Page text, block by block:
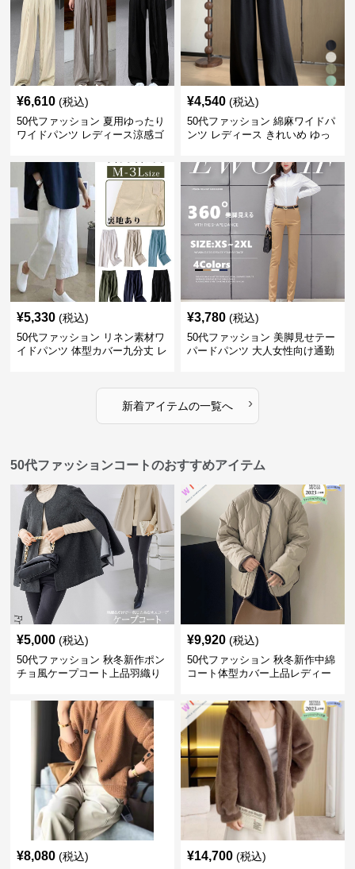
¥6,610 (税込)
50代ファッション 夏用ゆったり
ワイドパンツ レディース涼感ゴ
¥4,540 (税込)
50代ファッション 綿麻ワイドパ
ンツ レディース きれいめ ゆっ
¥5,330 (税込)
50代ファッション リネン素材ワ
イドパンツ 体型カバー九分丈 レ
¥3,780 (税込)
50代ファッション 美脚見せテー
パードパンツ 大人女性向け通勤
新着アイテムの一覧へ ›
50代ファッションコートのおすすめアイテム
¥5,000 (税込)
50代ファッション 秋冬新作ポン
チョ風ケープコート上品羽織り
¥9,920 (税込)
50代ファッション 秋冬新作中綿
コート体型カバー上品レディー
¥8,080 (税込) ¥14,700 (税込)